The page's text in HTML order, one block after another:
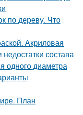
по дереву. Что
Акриловая
состава
одного диаметра
План